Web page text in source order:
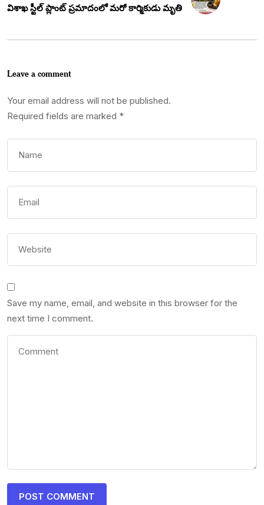
విశాఖ స్టీల్ ప్లాంట్ ప్రమాదంలో మరో కార్మికుడు మృతి
Leave a comment
Your email address will not be published.
Required fields are marked *
Save my name, email, and website in this browser for the
next time I comment.